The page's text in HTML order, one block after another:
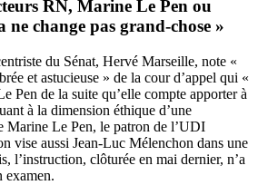
RN, Marine Le Pen ou
change pas grand-chose »
du Sénat, Hervé Marseille, note «
et astucieuse » de la cour d’appel qui «
Pen de la suite qu’elle compte apporter à
à la dimension éthique d’une
Marine Le Pen, le patron de l’UDI
vise aussi Jean-Luc Mélenchon dans une
l’instruction, clôturée en mai dernier, n’a
examen.